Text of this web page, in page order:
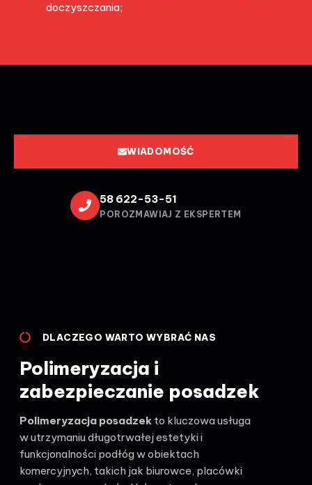
doczyszczania;
WIADOMOŚĆ
58 622-53-51
POROZMAWIAJ Z EKSPERTEM
DLACZEGO WARTO WYBRAĆ NAS
Polimeryzacja i
zabezpieczanie posadzek
Polimeryzacja posadzek to kluczowa usługa
w utrzymaniu długotrwałej estetyki i
funkcjonalności podłóg w obiektach
komercyjnych, takich jak biurowce, placówki